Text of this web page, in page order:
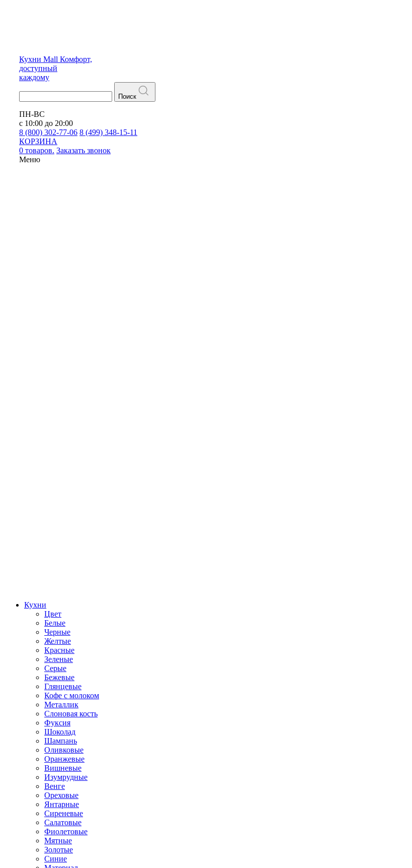
Кухни Mall Комфорт,
доступный
каждому
Поиск
ПН-ВС
с 10:00 до 20:00
8 (800) 302-77-06 8 (499) 348-15-11
КОРЗИНА
0 товаров. Заказать звонок
Меню
Кухни
Цвет
Белые
Черные
Желтые
Красные
Зеленые
Серые
Бежевые
Глянцевые
Кофе с молоком
Металлик
Слоновая кость
Фуксия
Шоколад
Шампань
Оливковые
Оранжевые
Вишневые
Изумрудные
Венге
Ореховые
Янтарные
Сиреневые
Салатовые
Фиолетовые
Мятные
Золотые
Синие